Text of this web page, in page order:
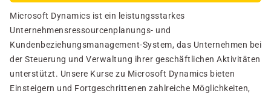
Microsoft Dynamics ist ein leistungsstarkes
Unternehmensressourcenplanungs- und
Kundenbeziehungsmanagement-System, das Unternehmen bei
der Steuerung und Verwaltung ihrer geschäftlichen Aktivitäten
unterstützt. Unsere Kurse zu Microsoft Dynamics bieten
Einsteigern und Fortgeschrittenen zahlreiche Möglichkeiten,